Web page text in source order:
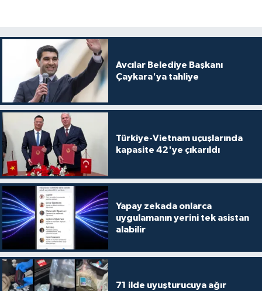
Avcılar Belediye Başkanı
Çaykara'ya tahliye
Türkiye-Vietnam uçuşlarında
kapasite 42'ye çıkarıldı
Yapay zekada onlarca
uygulamanın yerini tek asistan
alabilir
71 ilde uyuşturucuya ağır